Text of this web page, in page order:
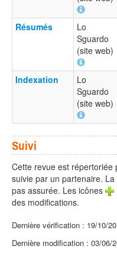
Résumés
Lo
Sguardo
(site web)
Indexation
Lo
Sguardo
(site web)
Suivi
Cette revue est répertoriée
suivie par un partenaire.
pas assurée. Les icônes
des modifications.
Dernière vérification : 19/10/
Dernière modification : 03/06/